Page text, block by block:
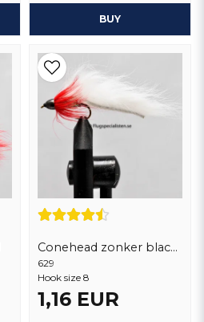
BUY
Conehead zonker black cone
629
Hook size 8
1,16 EUR